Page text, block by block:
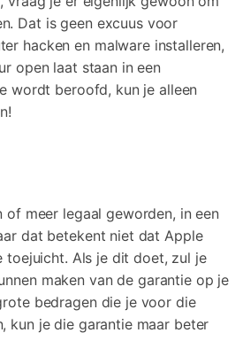
Dat is geen excuus voor
hacken en malware installeren,
open laat staan in een
wordt beroofd, kun je alleen
of meer legaal geworden, in een
dat betekent niet dat Apple
toejuicht. Als je dit doet, zul je
maken van de garantie op je
bedragen die je voor die
kun je die garantie maar beter